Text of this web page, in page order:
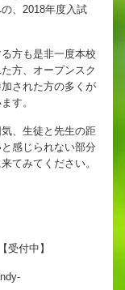
、2018年度入試
方も是非一度本校
方、オープンスク
された方の多くが
す。
、生徒と先生の距
感じられない部分
てみてください。
付中】
めの
ル
について